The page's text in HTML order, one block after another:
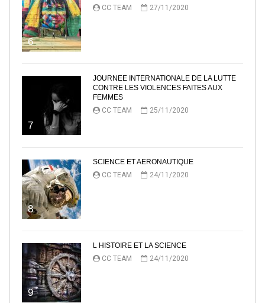
6
CC TEAM
27/11/2020
7
JOURNEE INTERNATIONALE DE LA LUTTE
CONTRE LES VIOLENCES FAITES AUX
FEMMES
CC TEAM
25/11/2020
8
SCIENCE ET AERONAUTIQUE
CC TEAM
24/11/2020
9
L HISTOIRE ET LA SCIENCE
CC TEAM
24/11/2020